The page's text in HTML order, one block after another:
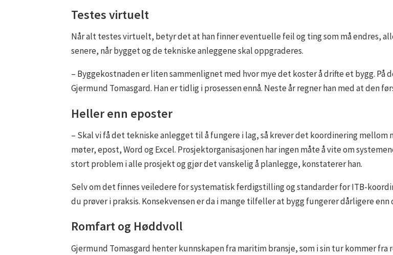
Testes virtuelt
Når alt testes virtuelt, betyr det at han finner eventuelle feil og ting som må endres,
senere, når bygget og de tekniske anleggene skal oppgraderes.
– Byggekostnaden er liten sammenlignet med hvor mye det koster å drifte et bygg. På
Gjermund Tomasgard. Han er tidlig i prosessen ennå. Neste år regner han med at den
Heller enn eposter
– Skal vi få det tekniske anlegget til å fungere i lag, så krever det koordinering mellom
møter, epost, Word og Excel. Prosjektorganisasjonen har ingen måte å vite om
stort problem i alle prosjekt og gjør det vanskelig å planlegge, konstaterer han.
Selv om det finnes veiledere for systematisk ferdigstilling og standarder for ITB-
du prøver i praksis. Konsekvensen er da i mange tilfeller at bygg fungerer dårligere enn
Romfart og Høddvoll
Gjermund Tomasgard henter kunnskapen fra maritim bransje, som i sin tur kommer